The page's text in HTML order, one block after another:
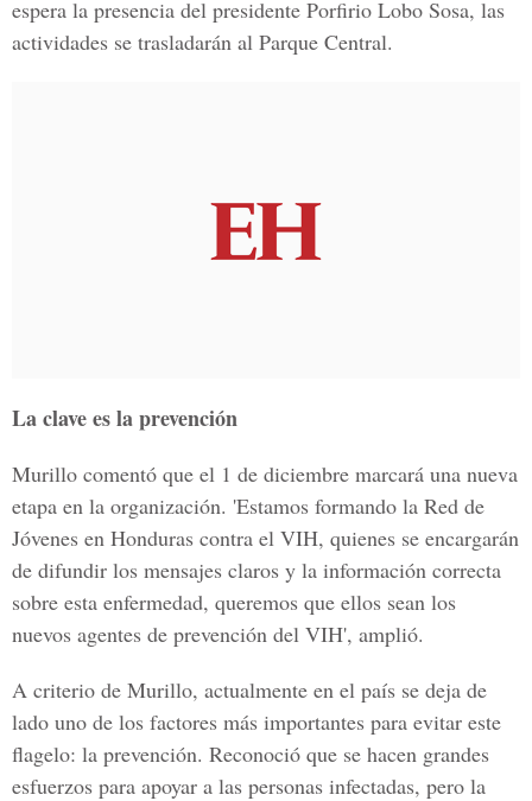
espera la presencia del presidente Porfirio Lobo Sosa, las
actividades se trasladarán al Parque Central.
La clave es la prevención
Murillo comentó que el 1 de diciembre marcará una nueva
etapa en la organización. 'Estamos formando la Red de
Jóvenes en Honduras contra el VIH, quienes se encargarán
de difundir los mensajes claros y la información correcta
sobre esta enfermedad, queremos que ellos sean los
nuevos agentes de prevención del VIH', amplió.
A criterio de Murillo, actualmente en el país se deja de
lado uno de los factores más importantes para evitar este
flagelo: la prevención. Reconoció que se hacen grandes
esfuerzos para apoyar a las personas infectadas, pero la